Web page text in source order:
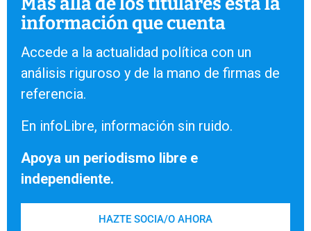
información que cuenta
Accede a la actualidad política con un
análisis riguroso y de la mano de firmas de
referencia.
En infoLibre, información sin ruido.
Apoya un periodismo libre e
independiente.
HAZTE SOCIA/O AHORA